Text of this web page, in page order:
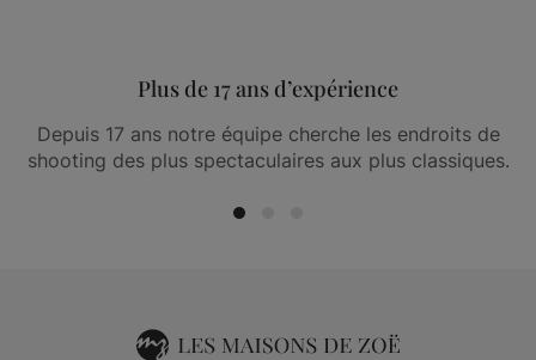
Plus de 17 ans d’expérience
Depuis 17 ans notre équipe cherche les endroits de
shooting des plus spectaculaires aux plus classiques.